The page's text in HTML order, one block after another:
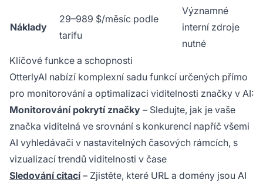
Náklady
29–989 $/měsíc podle
tarifu
Významné
interní zdroje
nutné
Klíčové funkce a schopnosti
OtterlyAI nabízí komplexní sadu funkcí určených přímo
pro monitorování a optimalizaci viditelnosti značky v AI:
Monitorování pokrytí značky – Sledujte, jak je vaše
značka viditelná ve srovnání s konkurencí napříč všemi
AI vyhledávači v nastavitelných časových rámcích, s
vizualizací trendů viditelnosti v čase
Sledování citací– Zjistěte, které URL a domény jsou AI